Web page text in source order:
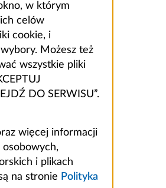
w którym
celów
cookie, i
Możesz też
wszystkie pliki
DO SERWISU”.
więcej informacji
i plikach
na stronie Polityka